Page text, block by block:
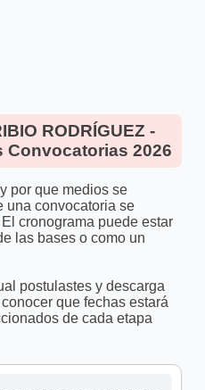
RODRÍGUEZ -
Convocatorias 2026
por que medios se
una convocatoria se
cronograma puede estar
las bases o como un
postulastes y descarga
que fechas estará
de cada etapa